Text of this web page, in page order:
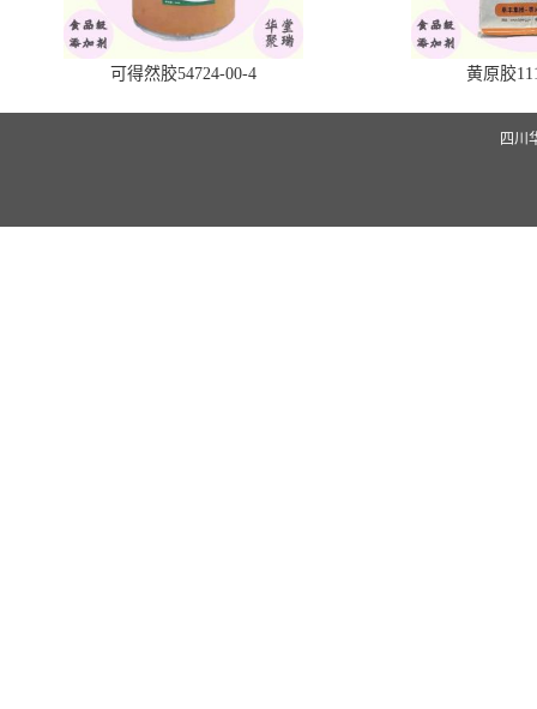
可得然胶54724-00-4 黄原胶
四川